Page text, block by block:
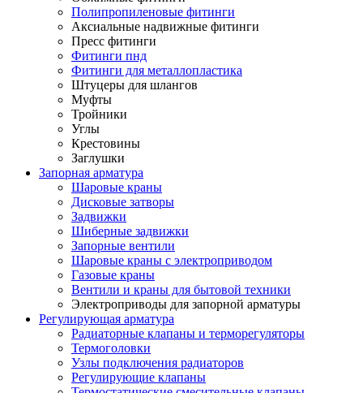
Полипропиленовые фитинги
Аксиальные надвижные фитинги
Пресс фитинги
Фитинги пнд
Фитинги для металлопластика
Штуцеры для шлангов
Муфты
Тройники
Углы
Крестовины
Заглушки
Запорная арматура
Шаровые краны
Дисковые затворы
Задвижки
Шиберные задвижки
Запорные вентили
Шаровые краны с электроприводом
Газовые краны
Вентили и краны для бытовой техники
Электроприводы для запорной арматуры
Регулирующая арматура
Радиаторные клапаны и терморегуляторы
Термоголовки
Узлы подключения радиаторов
Регулирующие клапаны